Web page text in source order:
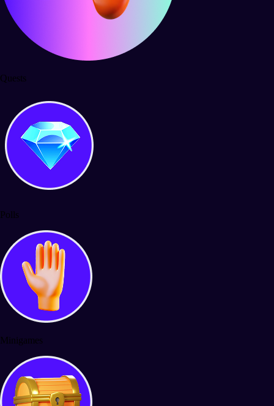
Quests
Polls
Minigames